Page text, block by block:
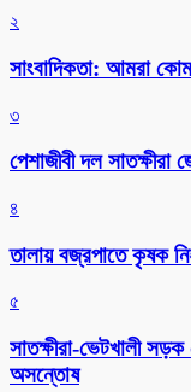
২
সাংবাদিকতা: আমরা
৩
পেশাজীবী দল
৪
তালায় বজ্রপাতে কৃষক
৫
সাতক্ষীরা-ভেটখালী
অসন্তোষ